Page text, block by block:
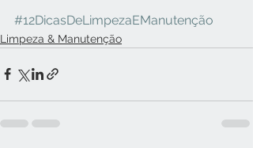
#12DicasDeLimpezaEManutenção
Limpeza & Manutenção